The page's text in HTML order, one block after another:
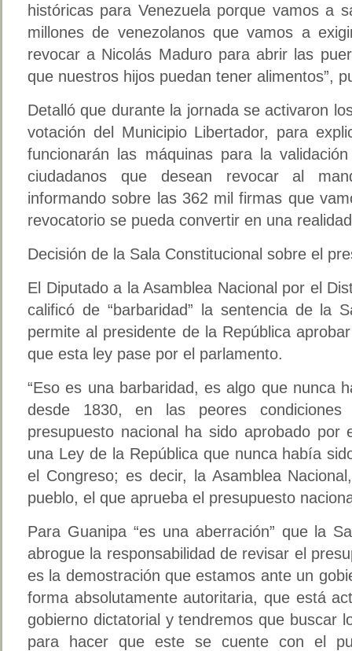
históricas para Venezuela porque vamos a
millones de venezolanos que vamos a
revocar a Nicolás Maduro para abrir las
que nuestros hijos puedan tener alimentos”,
Detalló que durante la jornada se activaron
votación del Municipio Libertador, para
funcionarán las máquinas para la
ciudadanos que desean revocar al
informando sobre las 362 mil firmas que
revocatorio se pueda convertir en una
Decisión de la Sala Constitucional sobre el
El Diputado a la Asamblea Nacional por el
calificó de “barbaridad” la sentencia de la
permite al presidente de la República
que esta ley pase por el parlamento.
“Eso es una barbaridad, es algo que nunca
desde 1830, en las peores
presupuesto nacional ha sido aprobado por
una Ley de la República que nunca había
el Congreso; es decir, la Asamblea
pueblo, el que aprueba el presupuesto
Para Guanipa “es una aberración” que la
abrogue la responsabilidad de revisar el
es la demostración que estamos ante un
forma absolutamente autoritaria, que está
gobierno dictatorial y tendremos que buscar
para hacer que este se cuente con el